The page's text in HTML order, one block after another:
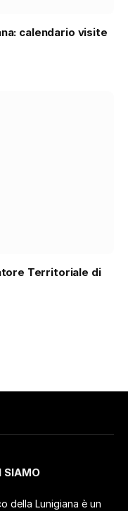
calendario visite
Territoriale di
SIAMO
della Lunigiana è un